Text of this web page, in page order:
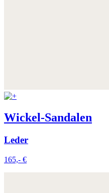
Wickel-Sandalen
Leder
165,- €